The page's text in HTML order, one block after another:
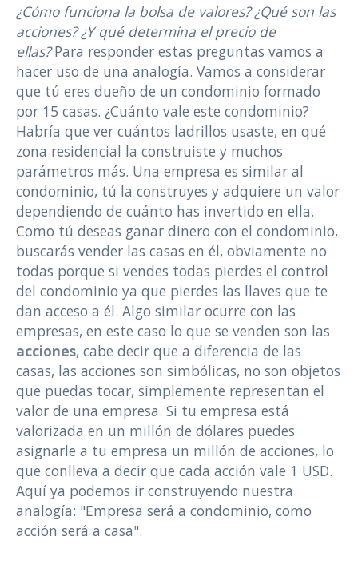
¿Cómo funciona la bolsa de valores? ¿Qué son las
acciones? ¿Y qué determina el precio de
ellas?Para responder estas preguntas vamos a
hacer uso de una analogía. Vamos a considerar
que tú eres dueño de un condominio formado
por 15 casas. ¿Cuánto vale este condominio?
Habría que ver cuántos ladrillos usaste, en qué
zona residencial la construiste y muchos
parámetros más. Una empresa es similar al
condominio, tú la construyes y adquiere un valor
dependiendo de cuánto has invertido en ella.
Como tú deseas ganar dinero con el condominio,
buscarás vender las casas en él, obviamente no
todas porque si vendes todas pierdes el control
del condominio ya que pierdes las llaves que te
dan acceso a él. Algo similar ocurre con las
empresas, en este caso lo que se venden son las
acciones, cabe decir que a diferencia de las
casas, las acciones son simbólicas, no son objetos
que puedas tocar, simplemente representan el
valor de una empresa. Si tu empresa está
valorizada en un millón de dólares puedes
asignarle a tu empresa un millón de acciones, lo
que conlleva a decir que cada acción vale 1 USD.
Aquí ya podemos ir construyendo nuestra
analogía: "Empresa será a condominio, como
acción será a casa".